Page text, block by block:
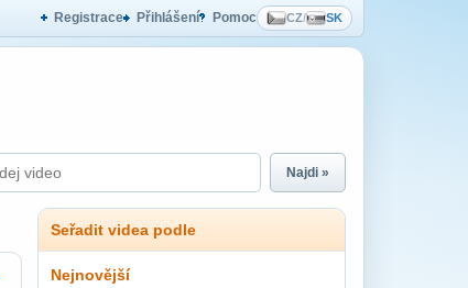
Registrace Přihlášení Pomoc CZ/ SK
Najdi »
Seřadit videa podle
Nejnovější